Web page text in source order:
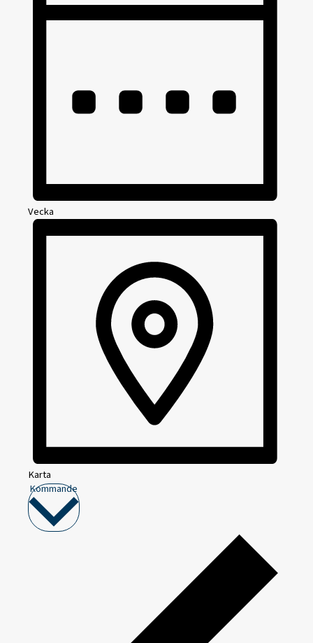
Vecka
Karta
Kommande
datum.